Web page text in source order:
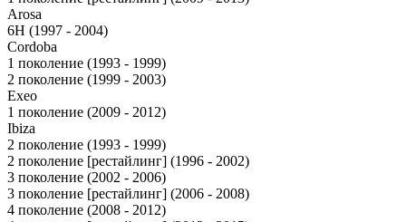
Arosa
6H (1997 - 2004)
Cordoba
1 поколение (1993 - 1999)
2 поколение (1999 - 2003)
Exeo
1 поколение (2009 - 2012)
Ibiza
2 поколение (1993 - 1999)
2 поколение [рестайлинг] (1996 - 2002)
3 поколение (2002 - 2006)
3 поколение [рестайлинг] (2006 - 2008)
4 поколение (2008 - 2012)